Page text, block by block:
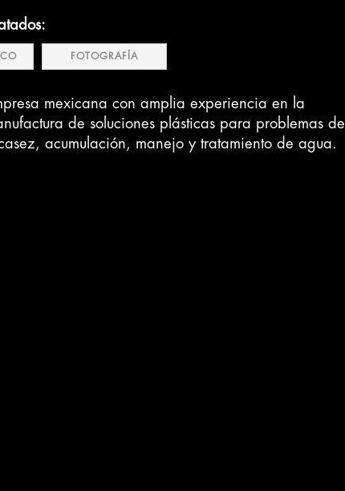
FOTOGRAFÍA
mexicana con amplia experiencia en la
de soluciones plásticas para problemas de
acumulación, manejo y tratamiento de agua.